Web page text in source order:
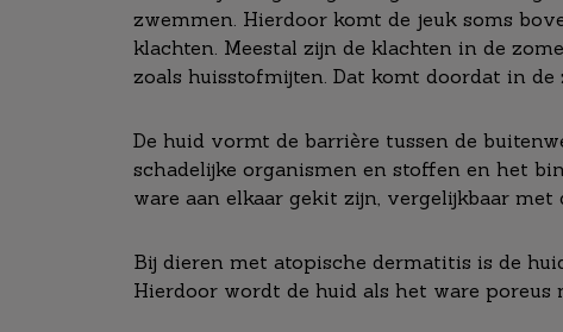
zwemmen. Hierdoor komt de jeuk soms
klachten. Meestal zijn de klachten in de
zoals huisstofmijten. Dat komt doordat in
De huid vormt de barrière tussen de
schadelijke organismen en stoffen en het
ware aan elkaar gekit zijn, vergelijkbaar
Bij dieren met atopische dermatitis is de
Hierdoor wordt de huid als het ware poreus